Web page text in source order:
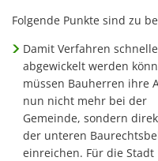
Folgende Punkte sind zu
Damit Verfahren
abgewickelt werden
müssen Bauherren ihre
nun nicht mehr bei der
Gemeinde, sondern
der unteren
einreichen. Für die Stadt